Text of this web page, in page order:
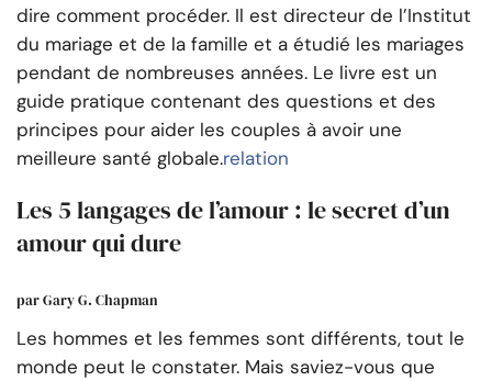
dire comment procéder. Il est directeur de l’Institut
du mariage et de la famille et a étudié les mariages
pendant de nombreuses années. Le livre est un
guide pratique contenant des questions et des
principes pour aider les couples à avoir une
meilleure santé globale.relation
Les 5 langages de l’amour : le secret d’un
amour qui dure
par Gary G. Chapman
Les hommes et les femmes sont différents, tout le
monde peut le constater. Mais saviez-vous que